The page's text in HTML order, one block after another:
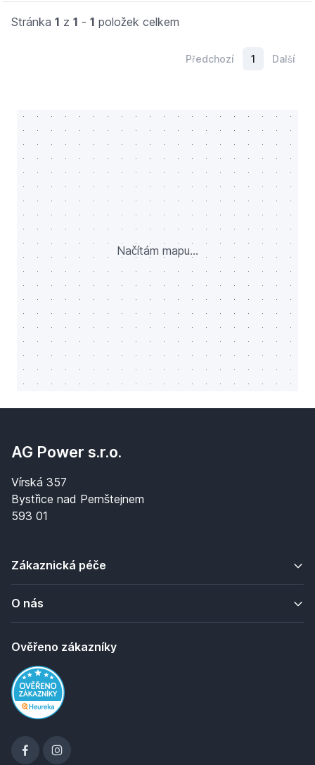
Stránka 1 z 1 - 1 položek celkem
Předchozí 1 Další
Načítám mapu...
AG Power s.r.o.
Vírská 357
Bystřice nad Pernštejnem
593 01
Zákaznická péče
O nás
Ověřeno zákazníky